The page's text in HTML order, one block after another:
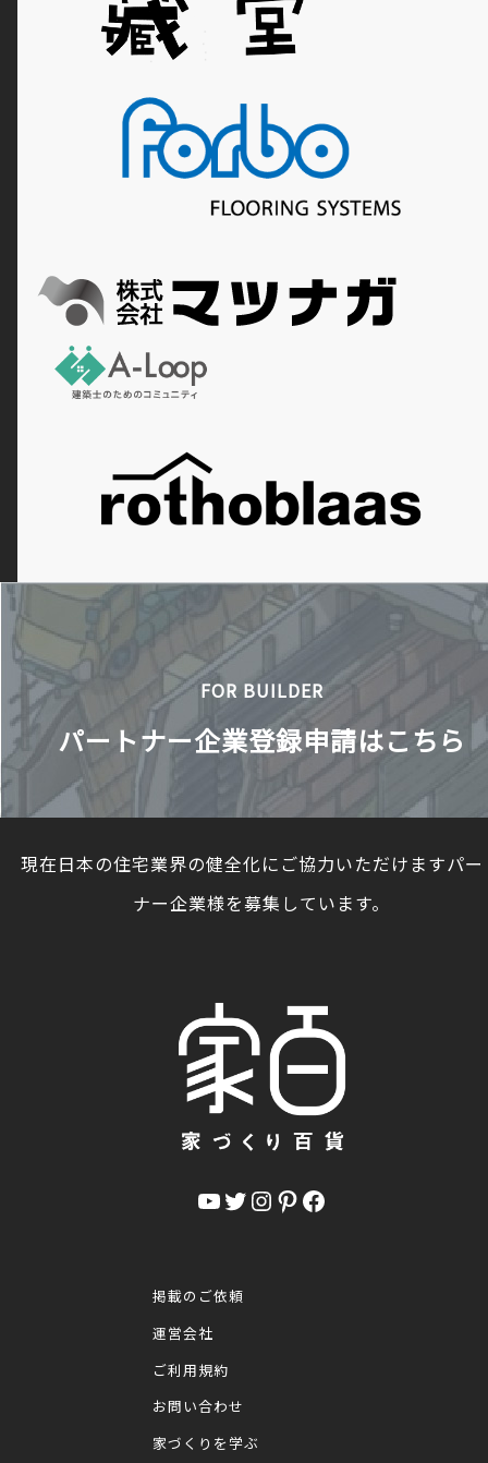
FOR BUILDER
パートナー企業登録申請はこちら
現在日本の住宅業界の健全化にご協力いただけますパ
ナー企業様を募集しています。
YouTube Twitter InstagramPinterest Facebook
掲載のご依頼
運営会社
ご利用規約
お問い合わせ
家づくりを学ぶ